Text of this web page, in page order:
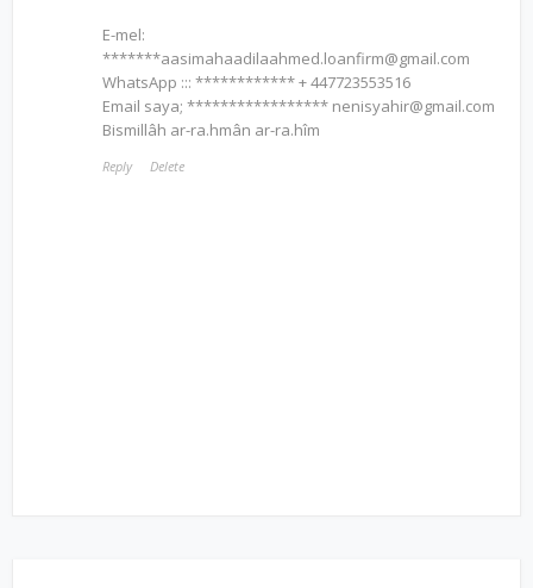
E-mel:
*******aasimahaadilaahmed.loanfirm@gmail.com
WhatsApp ::: ************ + 447723553516
Email saya; ***************** nenisyahir@gmail.com
Bismillâh ar-ra.hmân ar-ra.hîm
Reply Delete